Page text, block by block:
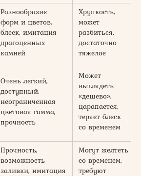
Разнообразие
форм и цветов,
блеск, имитация
драгоценных
камней
Хрупкость,
может
разбиться,
достаточно
тяжелое
Очень легкий,
доступный,
неограниченная
цветовая гамма,
прочность
Может
выглядеть
«дешево»,
царапается,
теряет блеск
со временем
Прочность,
возможность
заливки, имитация
Могут желтеть
со временем,
требуют